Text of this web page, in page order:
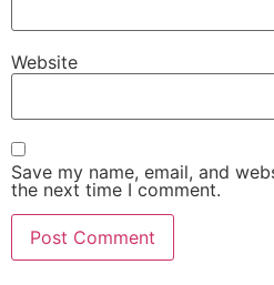
Website
Save my name, email, and
the next time I comment.